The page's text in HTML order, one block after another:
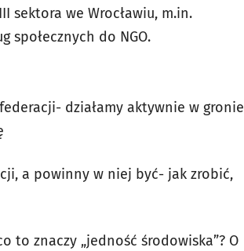
we Wrocławiu, m.in.
społecznych do NGO.
działamy aktywnie w gronie
a powinny w niej być- jak zrobić,
to znaczy „jedność środowiska”? O